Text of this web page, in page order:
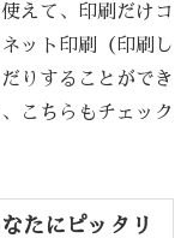
えて、印刷だけコ
ット印刷（印刷し
りすることができ
こちらもチェック
たにピッタリ